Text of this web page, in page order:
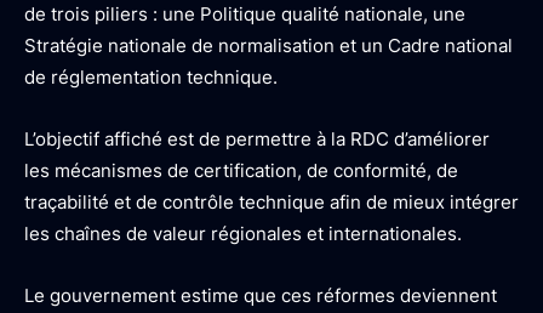
de trois piliers : une Politique qualité nationale, une
Stratégie nationale de normalisation et un Cadre national
de réglementation technique.
L’objectif affiché est de permettre à la RDC d’améliorer
les mécanismes de certification, de conformité, de
traçabilité et de contrôle technique afin de mieux intégrer
les chaînes de valeur régionales et internationales.
Le gouvernement estime que ces réformes deviennent